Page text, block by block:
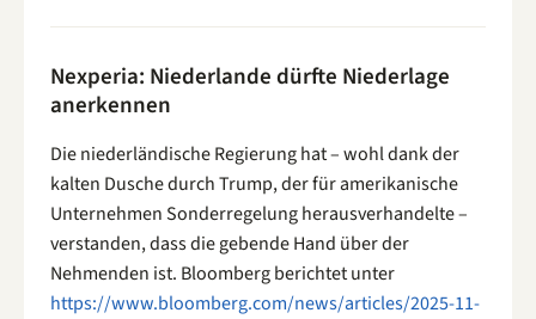
Nexperia: Niederlande dürfte Niederlage
anerkennen
Die niederländische Regierung hat – wohl dank der
kalten Dusche durch Trump, der für amerikanische
Unternehmen Sonderregelung herausverhandelte –
verstanden, dass die gebende Hand über der
Nehmenden ist. Bloomberg berichtet unter
https://www.bloomberg.com/news/articles/2025-11-